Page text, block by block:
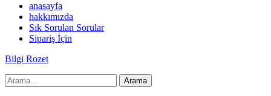
anasayfa
hakkımızda
Sık Sorulan Sorular
Sipariş İçin
Bilgi Rozet